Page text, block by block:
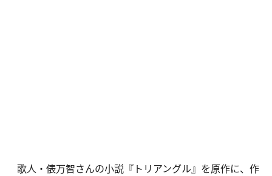
歌人・俵万智さんの小説『トリアングル』を原作に、作